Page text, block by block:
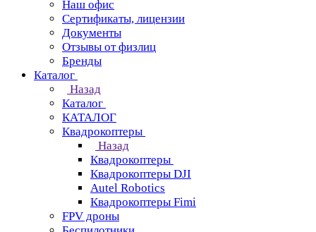
Наш офис
Сертификаты, лицензии
Документы
Отзывы от физлиц
Бренды
Каталог
Назад
Каталог
КАТАЛОГ
Квадрокоптеры
Назад
Квадрокоптеры
Квадрокоптеры DJI
Autel Robotics
Квадрокоптеры Fimi
FPV дроны